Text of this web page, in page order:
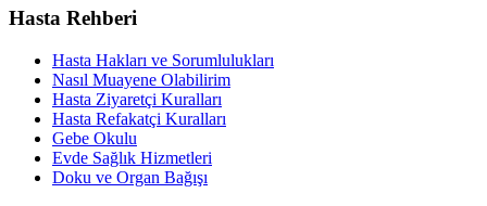
Hasta Rehberi
Hasta Hakları ve Sorumlulukları
Nasıl Muayene Olabilirim
Hasta Ziyaretçi Kuralları
Hasta Refakatçi Kuralları
Gebe Okulu
Evde Sağlık Hizmetleri
Doku ve Organ Bağışı